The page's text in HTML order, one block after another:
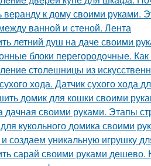
веранду к дому своими руками.
ванной и стеной. Лента
летний душ на даче своими
блоки перегородочные.
столешницы из
хода. Датчик сухого хода
домик для кошки своими
дачная своими руками. Этапы
кукольного домика своими
создаем уникальную игрушку
сарай своими руками